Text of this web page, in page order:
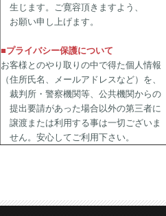
生じます。ご寛容頂きますよう、
お願い申し上げます。
■プライバシー保護について
お客様とのやり取りの中で得た個人情報
（住所氏名、メールアドレスなど）を、
裁判所・警察機関等、公共機関からの
提出要請があった場合以外の第三者に
譲渡または利用する事は一切ございま
せん。安心してご利用下さい。